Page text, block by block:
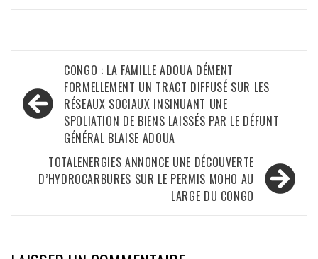
Navigation
de
l’article
CONGO : LA FAMILLE ADOUA DÉMENT
FORMELLEMENT UN TRACT DIFFUSÉ SUR LES
RÉSEAUX SOCIAUX INSINUANT UNE
SPOLIATION DE BIENS LAISSÉS PAR LE DÉFUNT
GÉNÉRAL BLAISE ADOUA
TOTALENERGIES ANNONCE UNE DÉCOUVERTE
D’HYDROCARBURES SUR LE PERMIS MOHO AU
LARGE DU CONGO